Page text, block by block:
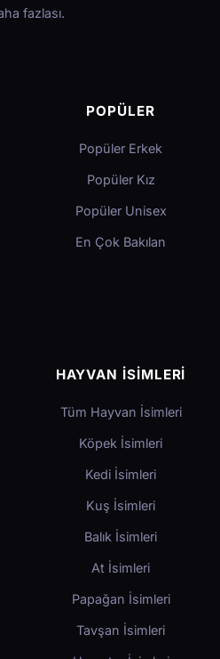
fazlası.
POPÜLER
Popüler Erkek
Popüler Kız
Popüler Unisex
En Çok Bakılan
HAYVAN İSIMLERI
Tüm Hayvan İsimleri
Köpek İsimleri
Kedi İsimleri
Kuş İsimleri
Balık İsimleri
At İsimleri
Papağan İsimleri
Tavşan İsimleri